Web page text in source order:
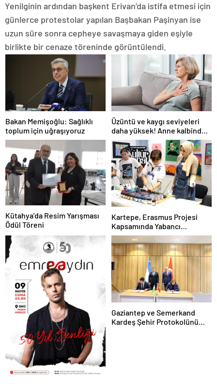
Yenilginin ardından başkent Erivan’da istifa etmesi için
günlerce protestolar yapılan Başbakan Paşinyan ise
uzun süre sonra cepheye savaşmaya giden eşiyle
birlikte bir cenaze töreninde görüntülendi.
Bakan Memişoğlu: Sağlıklı
toplum için uğraşıyoruz
Üzüntü ve kaygı seviyeleri
daha yüksek! Anne kalbindeki
şaşırtan değişim
Kütahya’da Resim Yarışması
Ödül Töreni
Kartepe, Erasmus Projesi
Kapsamında Yabancı
Öğrencileri Ağırladı
Gaziantep ve Semerkand
Kardeş Şehir Protokolünü